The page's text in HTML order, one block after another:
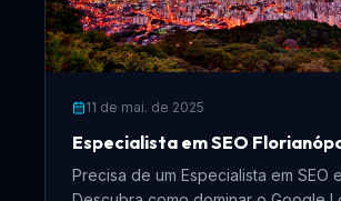
11 de mai. de 2025
Especialista em SEO
Precisa de um Especialista em SEO